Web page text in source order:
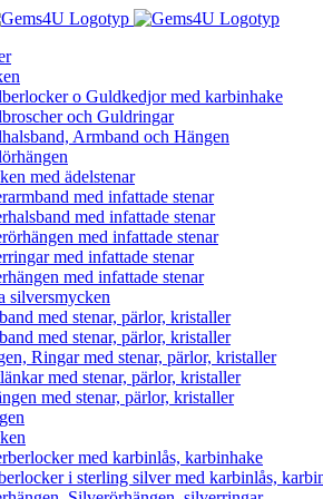
o Guldkedjor med karbinhake
och Guldringar
Armband och Hängen
med ädelstenar
med infattade stenar
med infattade stenar
med infattade stenar
med infattade stenar
med infattade stenar
silversmycken
med stenar, pärlor, kristaller
med stenar, pärlor, kristaller
Ringar med stenar, pärlor, kristaller
med stenar, pärlor, kristaller
med stenar, pärlor, kristaller
med karbinlås, karbinhake
i sterling silver med karbinlås,